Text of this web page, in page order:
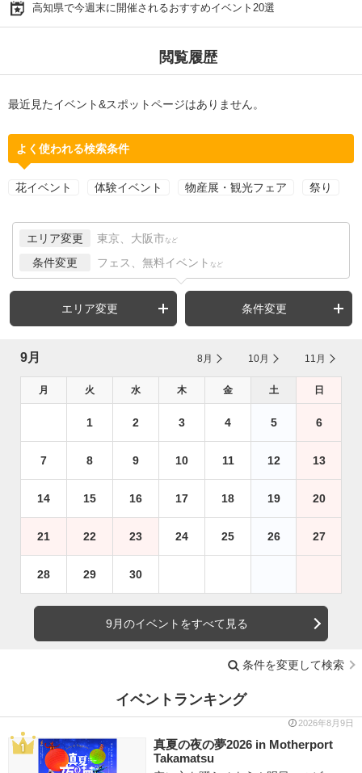
高知県で今週末に開催されるおすすめイベント20選
閲覧履歴
最近見たイベント&スポットページはありません。
よく使われる検索条件
花イベント 体験イベント 物産展・観光フェア 祭り
エリア変更 東京、大阪市 など
条件変更 フェス、無料イベント など
エリア変更 条件変更
9月 8月 10月 11月
月 火 水 木 金 土 日
1 2 3 4 5 6
7 8 9 10 11 12 13
14 15 16 17 18 19 20
21 22 23 24 25 26 27
28 29 30
9月のイベントをすべて見る
条件を変更して検索
イベントランキング
2026年8月9日
真夏の夜の夢2026 in Motherport
Takamatsu